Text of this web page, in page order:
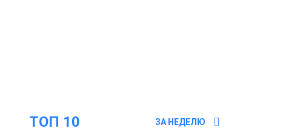
Норильске будут
ТОП 10 ЗА НЕДЕЛЮ